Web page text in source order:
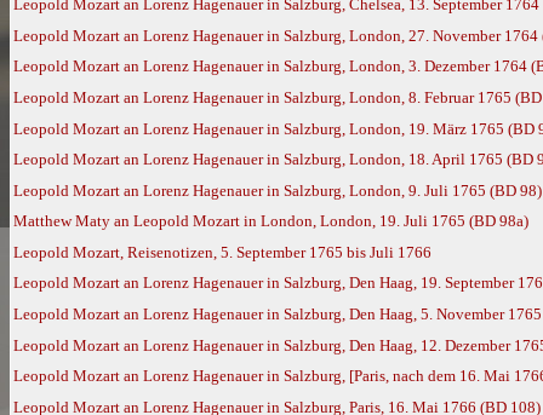
Leopold Mozart an Lorenz Hagenauer in Salzburg, Chelsea, 13. September
Leopold Mozart an Lorenz Hagenauer in Salzburg, London, 27. November 1764
Leopold Mozart an Lorenz Hagenauer in Salzburg, London, 3. Dezember 1764
Leopold Mozart an Lorenz Hagenauer in Salzburg, London, 8. Februar 1765
Leopold Mozart an Lorenz Hagenauer in Salzburg, London, 19. März 1765 (BD
Leopold Mozart an Lorenz Hagenauer in Salzburg, London, 18. April 1765 (BD
Leopold Mozart an Lorenz Hagenauer in Salzburg, London, 9. Juli 1765 (BD 98)
Matthew Maty an Leopold Mozart in London, London, 19. Juli 1765 (BD 98a)
Leopold Mozart, Reisenotizen, 5. September 1765 bis Juli 1766
Leopold Mozart an Lorenz Hagenauer in Salzburg, Den Haag, 19. September
Leopold Mozart an Lorenz Hagenauer in Salzburg, Den Haag, 5. November
Leopold Mozart an Lorenz Hagenauer in Salzburg, Den Haag, 12. Dezember
Leopold Mozart an Lorenz Hagenauer in Salzburg, [Paris, nach dem 16. Mai
Leopold Mozart an Lorenz Hagenauer in Salzburg, Paris, 16. Mai 1766 (BD 108)